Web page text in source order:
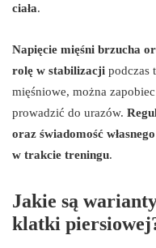
ciała.
Napięcie mięśni brzucha
rolę w stabilizacji podczas
mięśniowe, można
prowadzić do urazów.
oraz świadomość
w trakcie treningu.
Jakie są
klatki